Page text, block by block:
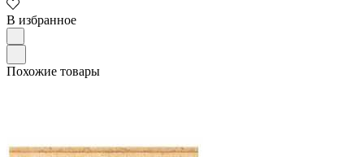
В избранное
Похожие товары